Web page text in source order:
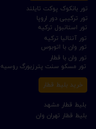
تور ترکیبی دور اروپا
بلیط قطار تهران وان
بلیط قطار مشهد
تور آنتالیا ترکیه
تور استانبول ترکیه
تور مسکو سنت پترزبورگ روسیه
تور وان با قطار
تور بانکوک پوکت تایلند
تور وان با اتوبوس
خرید بلیط قطار